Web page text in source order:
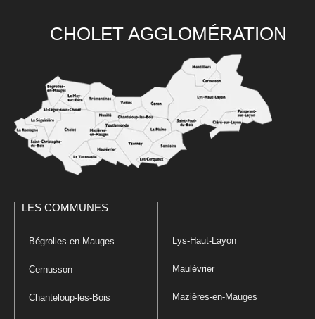
CHOLET AGGLOMÉRATION
LES COMMUNES
Bégrolles-en-Mauges
Cernusson
Chanteloup-les-Bois
Lys-Haut-Layon
Maulévrier
Mazières-en-Mauges